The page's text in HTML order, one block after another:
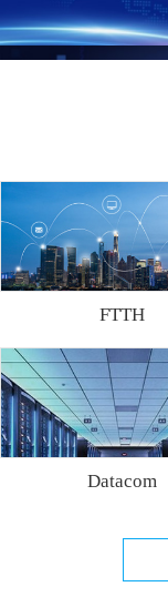
FTTH
Datacom